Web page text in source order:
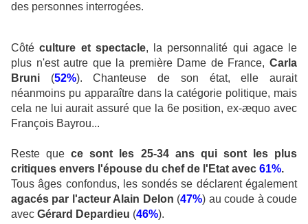
des personnes interrogées.
Côtéculture et spectacle, la personnalité qui agace le
plus n'est autre que la première Dame de France, Carla
Bruni (52%). Chanteuse de son état, elle aurait
néanmoins pu apparaître dans la catégorie politique, mais
cela ne lui aurait assuré que la 6e position, ex-æquo avec
François Bayrou...
Reste quece sont les 25-34 ans qui sont les plus
critiques envers l'épouse du chef de l'Etat avec 61%.
Tous âges confondus, les sondés se déclarent également
agacés par l'acteur Alain Delon (47%) au coude à coude
avec Gérard Depardieu (46%).